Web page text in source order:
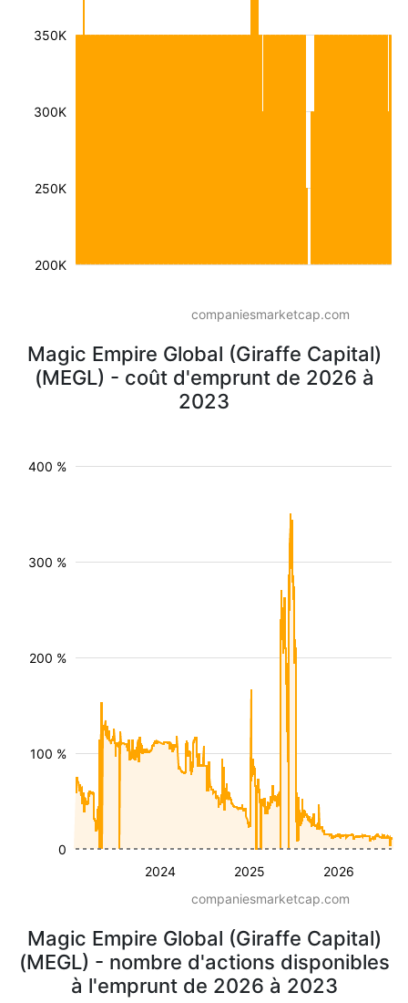
200K
250K
300K
350K
companiesmarketcap.com
Magic Empire Global (Giraffe Capital)
(MEGL) - coût d'emprunt de 2026 à
2023
2024 2025 2026
100 %
200 %
300 %
400 %
0
companiesmarketcap.com
Magic Empire Global (Giraffe Capital)
(MEGL) - nombre d'actions disponibles
à l'emprunt de 2026 à 2023